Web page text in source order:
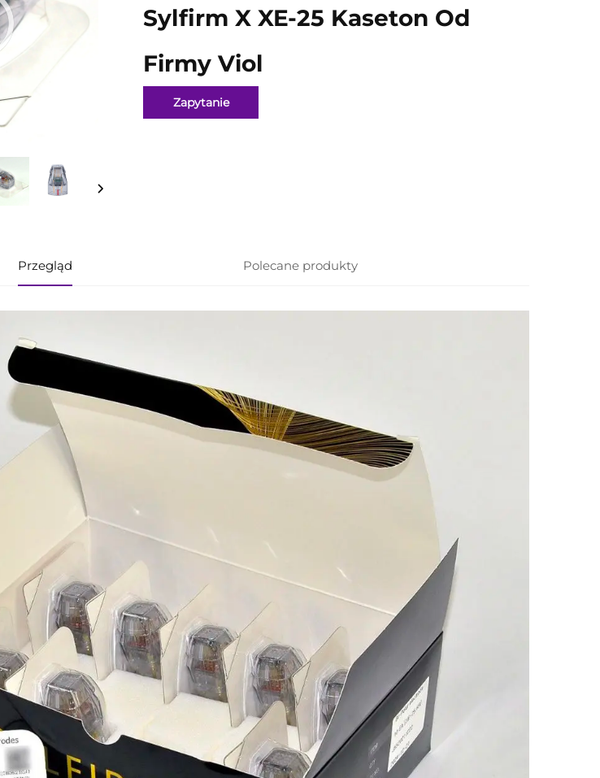
Sylfirm X XE-25 Kaseton Od
Firmy Viol
Zapytanie
Przegląd Polecane produkty